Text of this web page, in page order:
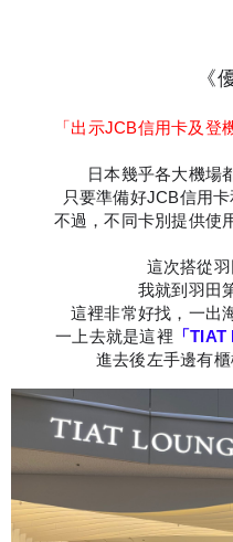
《
「出示JCB信用卡及登
日本幾乎各大機場
只要準備好JCB信用
不過，不同卡別提供使
這次搭從
我就到羽田
這裡非常好找，一出
一上去就是這裡 「
進去後左手邊有